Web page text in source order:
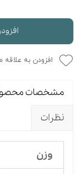
افزودن به علاقه
مشخصات
نظرات
وزن